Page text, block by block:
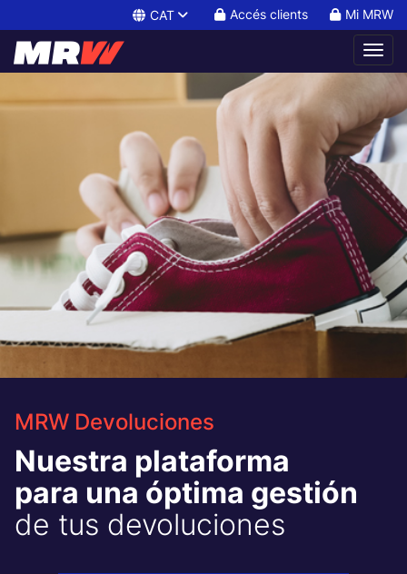
CAT Accés clients Mi MRW
MRW Devoluciones
Nuestra plataforma
para una óptima gestión
de tus devoluciones